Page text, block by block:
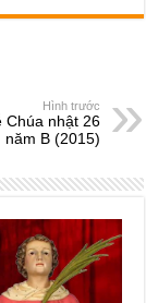
ar
Hình trước
Chúa nhật 26
năm B (2015)